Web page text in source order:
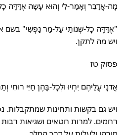
מָה-אֲדַבֵּר וְאָמַר-לִי וְהוּא עָשָה אֶדַּדֶּה
"אֶדַּדֶּה כָל-שְׁנוֹתַי עַל-מַר נַפְשִׁי" בשם
ויש מה לתקן.
פסוק טז
אֲדנָי עֲלֵיהֶם יִחְיוּ וּלְכָל-בָּהֶן חַיֵּי רוּחִי
ויש גם בקשות ותחינות שמתקבלות.
רחמים. למרות חטאים ושגיאות